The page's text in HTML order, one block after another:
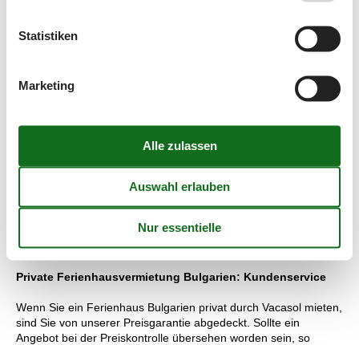
Vermietung von private Ferienhäuser Bulgarien: Ihre
Deshalb können Sie sich sofort einen Überblick über all die
schön gelegenen Ferienhäuser Bulgarien verschaffen und sich
Bulgarien entscheiden.
Alle unsere Kunden sind automatisch von unserer Preisgarantie
Fehler unterlaufen, so erstatten wir Ihnen ohne Probleme die
Differenz. Der Betrag wird direkt auf Ihr Konto überwiesen.
Private Ferienhausvermietung Bulgarien: Kundenservice
Wenn Sie ein Ferienhaus Bulgarien privat durch Vacasol mieten,
sind Sie von unserer Preisgarantie abgedeckt. Sollte ein
Angebot bei der Preiskontrolle übersehen worden sein, so
Statistiken
Marketing